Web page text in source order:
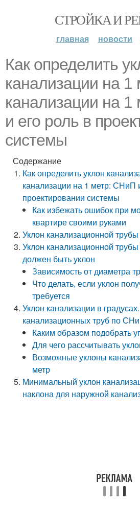
СТРОЙКА И
главная новости
Как определить
канализации на 1
канализации на
и его роль в
системы
Содержание
Как определить уклон
канализации на 1 метр: СНиП
проектировании системы
Как избежать ошибок при
квартире своими руками
Уклон канализационной
Уклон канализационной
должен быть уклон
Зависимость от диаметра
Что делать, если уклон
требуется
Уклон канализации в
канализационных труб по
Каким образом подобрать
Для чего рассчитывать
Возможные уклоны
метр
Минимальный уклон
наклона для наружной